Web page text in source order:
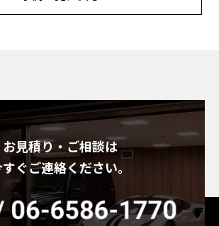
お見積り・ご相談は
ぐご連絡ください。